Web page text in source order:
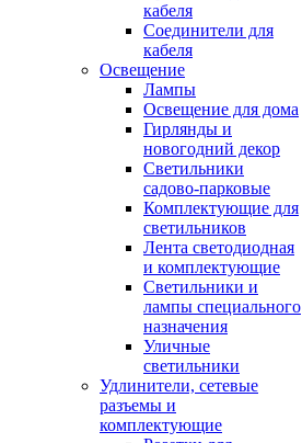
кабеля
Соединители для
кабеля
Освещение
Лампы
Освещение для дома
Гирлянды и
новогодний декор
Светильники
садово-парковые
Комплектующие для
светильников
Лента светодиодная
и комплектующие
Светильники и
лампы специального
назначения
Уличные
светильники
Удлинители, сетевые
разъемы и
комплектующие